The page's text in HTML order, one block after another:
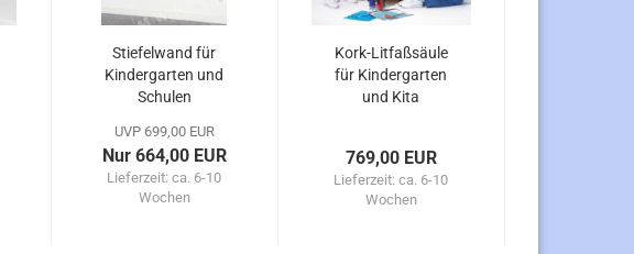
Stiefelwand für
Kindergarten und
Schulen
UVP 699,00 EUR
Nur 664,00 EUR
Lieferzeit:ca. 6-10
Wochen
Kork-Litfaßsäule
für Kindergarten
und Kita
769,00 EUR
Lieferzeit:ca. 6-10
Wochen